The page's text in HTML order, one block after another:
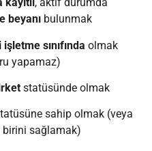
beyanı bulunmak
sınıfında olmak
yapamaz)
statüsünde olmak
sahip olmak (veya
birini sağlamak)